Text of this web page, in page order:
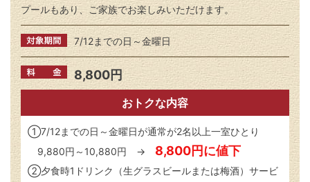
プールもあり、ご家族でお楽しみいただけます。
7/12までの日～金曜日
8,800円
おトクな内容
①7/12までの日～金曜日が通常が2名以上一室ひとり
9,880円～10,880円 → 8,800円に値下
②夕食時1ドリンク（生グラスビールまたは梅酒）サービ